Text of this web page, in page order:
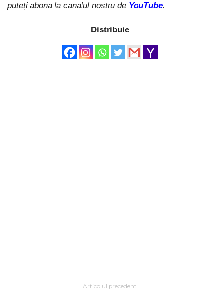
puteți abona la canalul nostru de YouTube.
Distribuie
Articolul precedent